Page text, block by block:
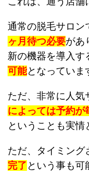
通常の脱毛サロン
ヶ月待つ必要があ
新の機器を導入す
可能となっていま
ただ、非常に人気
によっては予約が
ということも実情
ただ、タイミング
完了 という事も可